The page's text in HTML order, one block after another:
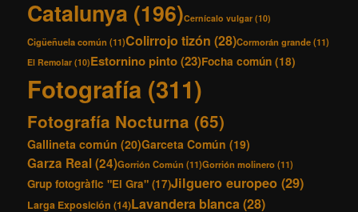
Catalunya (196)Cernícalo vulgar (10)
Cigüeñuela común (11)Colirrojo tizón (28)Cormorán grande(11)
El Remolar (10)Estornino pinto(23)Focha común (18)
Fotografía (311)
Fotografía Nocturna (65)
Gallineta común (20)Garceta Común (19)
Garza Real(24)Gorrión Común (11)Gorrión molinero(11)
Grup fotogràfic "El Gra" (17)Jilguero europeo (29)
Larga Exposición (14)Lavandera blanca(28)